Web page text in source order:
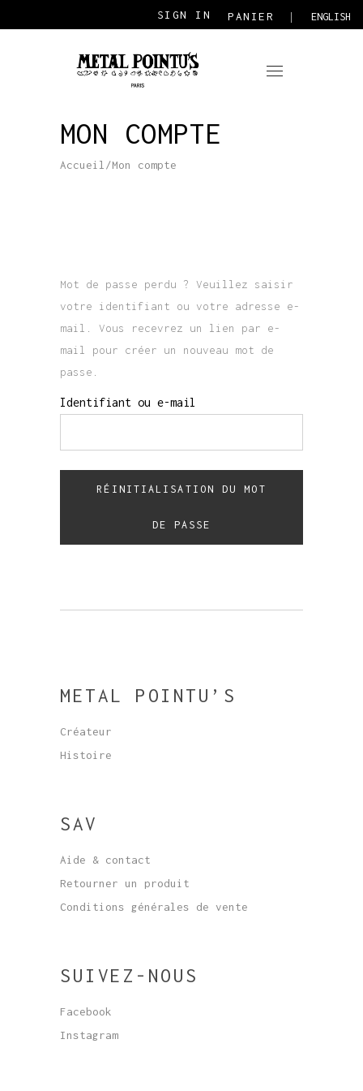
SIGN IN PANIER ENGLISH
MON COMPTE
Accueil /Mon compte
Mot de passe perdu ? Veuillez saisir
votre identifiant ou votre adresse e-
mail. Vous recevrez un lien par e-
mail pour créer un nouveau mot de
passe.
Identifiant ou e-mail
RÉINITIALISATION DU MOT
DE PASSE
METAL POINTU’S
Créateur
Histoire
SAV
Aide & contact
Retourner un produit
Conditions générales de vente
SUIVEZ-NOUS
Facebook
Instagram